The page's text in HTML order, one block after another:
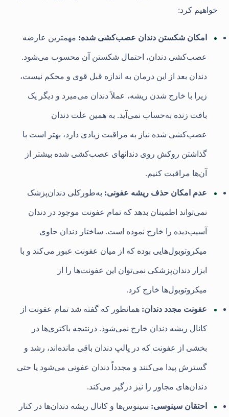
خواهیم کرد:
امکان شکستن دندان عصب‌کشی شده: مهمترین عارضه
عصب‌کشی دندان، احتمال شکستن آن محسوب می‌شود.
دندان بعد از این درمان به اندازه قبل قوی و محکم نیست،
زیرا با خارج شدن ریشه، عملاً دندان می‌میرد و دیگر یک
بافت زنده به‌حساب نمی‌آید. به همین علت دندان
عصب‌کشی شده نیاز به مراقبت زیادی دارد، بهتر است با
گذاشتن روکش روی دندانهای عصب‌کشی شده بیشتر از
آن‌ها مراقبت کنیم.
عدم امکان حذف ریشه عفونی: به‌طورکلی دندان‌پزشک
نمی‌تواند اطمینان بدهد که تمام عفونت موجود در دندان
آسیب‌دیده را خارج نموده است. ساختار دندان حاوی
میکروتوبول‌هایی بوده که از میان عفونت عبور می‌کند و با
ابزار دندان‌پزشکی نمی‌توان این عفونت‌ها را از
میکروتوبول‌ها خارج کرد.
عفونت مجدد دندان: همانطور که گفته شد تمام عفونت از
کانال ریشه دندان خارج نمی‌شود. درنتیجه باکتری‌ها در
بخشی از عفونت که در پالپ دندان باقی‌ مانده‌اند، رشد و
گسترش پیدا می‌کنند و مجدداً دندان عفونی می‌شود یا حتی
دندان‌های مجاور را نیز درگیر می‌کند.
احتقان سینوسی: سینوس‌ها و کانال ریشه دندان‌ها در کنار